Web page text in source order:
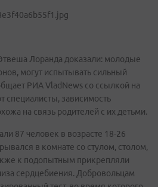
Лоранда доказали: молодые
могут испытывать сильный
РИА VladNews со ссылкой на
специалисты, зависимость
на связь родителей с их детьми.
87 человек в возрасте 18-26
в комнате со стулом, столом,
к подопытным прикрепляли
сердцебиения. Добровольцам